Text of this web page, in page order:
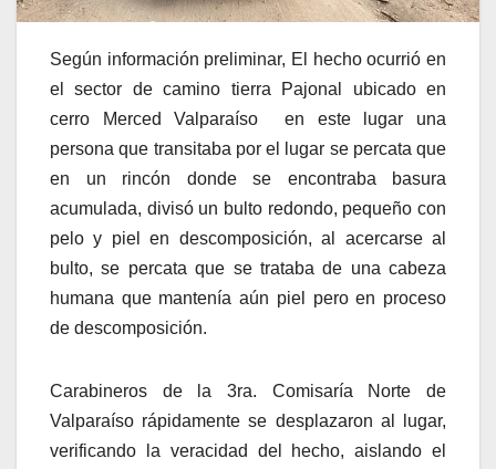
Según información preliminar, El hecho ocurrió en
el sector de camino tierra Pajonal ubicado en
cerro Merced Valparaíso en este lugar una
persona que transitaba por el lugar se percata que
en un rincón donde se encontraba basura
acumulada, divisó un bulto redondo, pequeño con
pelo y piel en descomposición, al acercarse al
bulto, se percata que se trataba de una cabeza
humana que mantenía aún piel pero en proceso
de descomposición.
Carabineros de la 3ra. Comisaría Norte de
Valparaíso rápidamente se desplazaron al lugar,
verificando la veracidad del hecho, aislando el